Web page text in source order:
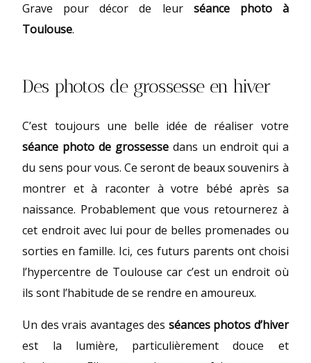
Grave pour décor de leur séance photo à
Toulouse.
Des photos de grossesse en hiver
C’est toujours une belle idée de réaliser votre
séance photo de grossesse dans un endroit qui a
du sens pour vous. Ce seront de beaux souvenirs à
montrer et à raconter à votre bébé après sa
naissance. Probablement que vous retournerez à
cet endroit avec lui pour de belles promenades ou
sorties en famille. Ici, ces futurs parents ont choisi
l’hypercentre de Toulouse car c’est un endroit où
ils sont l’habitude de se rendre en amoureux.
Un des vrais avantages des séances photos d’hiver
est la lumière, particulièrement douce et